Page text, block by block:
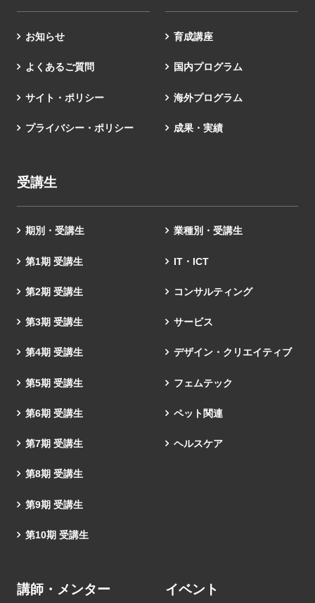
お知らせ
よくあるご質問
サイト・ポリシー
プライバシー・ポリシー
育成講座
国内プログラム
海外プログラム
成果・実績
受講生
期別・受講生
第1期 受講生
第2期 受講生
第3期 受講生
第4期 受講生
第5期 受講生
第6期 受講生
第7期 受講生
第8期 受講生
第9期 受講生
第10期 受講生
業種別・受講生
IT・ICT
コンサルティング
サービス
デザイン・クリエイティブ
フェムテック
ペット関連
ヘルスケア
講師・メンター イベント